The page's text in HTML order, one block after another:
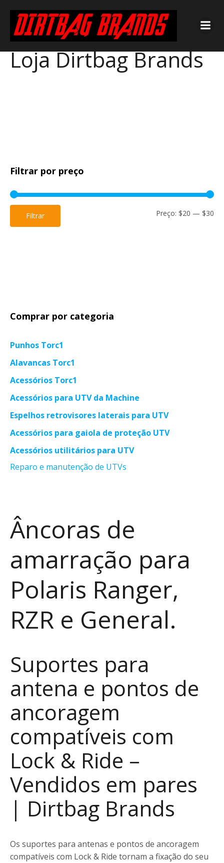
Loja Dirtbag Brands
Filtrar por preço
Filtrar Preço: $20 — $30
Comprar por categoria
Punhos Torc1
Alavancas Torc1
Acessórios Torc1
Acessórios para UTV da Machine
Espelhos retrovisores laterais para UTV
Acessórios para gaiola de proteção UTV
Acessórios utilitários para UTV
Reparo e manutenção de UTVs
Âncoras de
amarração para
Polaris Ranger,
RZR e General.
Suportes para
antena e pontos de
ancoragem
compatíveis com
Lock & Ride –
Vendidos em pares
| Dirtbag Brands
Os suportes para antenas e pontos de ancoragem
compatíveis com Lock & Ride tornam a fixação do seu